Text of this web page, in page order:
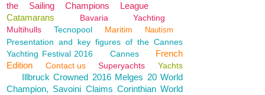
the Sailing Champions League
Catamarans
Bavaria
Yachting
Multihulls
Tecnopool Maritim Nautism
Presentation and key figures of the Cannes
Yachting Festival 2016
Cannes
French
Edition
Contact us Superyachts Yachts
Illbruck Crowned 2016 Melges 20 World
Champion, Savoini Claims Corinthian World